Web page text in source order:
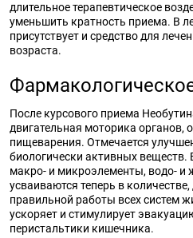
длительное терапевтическое
уменьшить кратность приема. В
присутствует и средство для
возраста.
После курсового приема
двигательная моторика органов,
пищеварения. Отмечается
биологически активных
макро- и микроэлементы, водо-
усваиваются теперь в
правильной работы всех систем
ускоряет и стимулирует
перистальтики кишечника.